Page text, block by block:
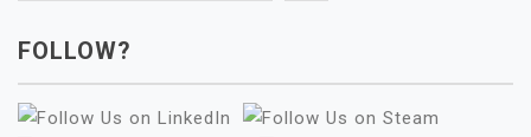
FOLLOW?